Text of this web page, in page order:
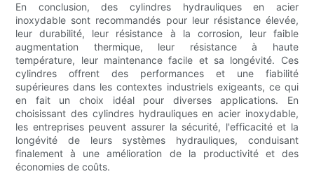
En conclusion, des cylindres hydrauliques en acier
inoxydable sont recommandés pour leur résistance élevée,
leur durabilité, leur résistance à la corrosion, leur faible
augmentation thermique, leur résistance à haute
température, leur maintenance facile et sa longévité. Ces
cylindres offrent des performances et une fiabilité
supérieures dans les contextes industriels exigeants, ce qui
en fait un choix idéal pour diverses applications. En
choisissant des cylindres hydrauliques en acier inoxydable,
les entreprises peuvent assurer la sécurité, l'efficacité et la
longévité de leurs systèmes hydrauliques, conduisant
finalement à une amélioration de la productivité et des
économies de coûts.